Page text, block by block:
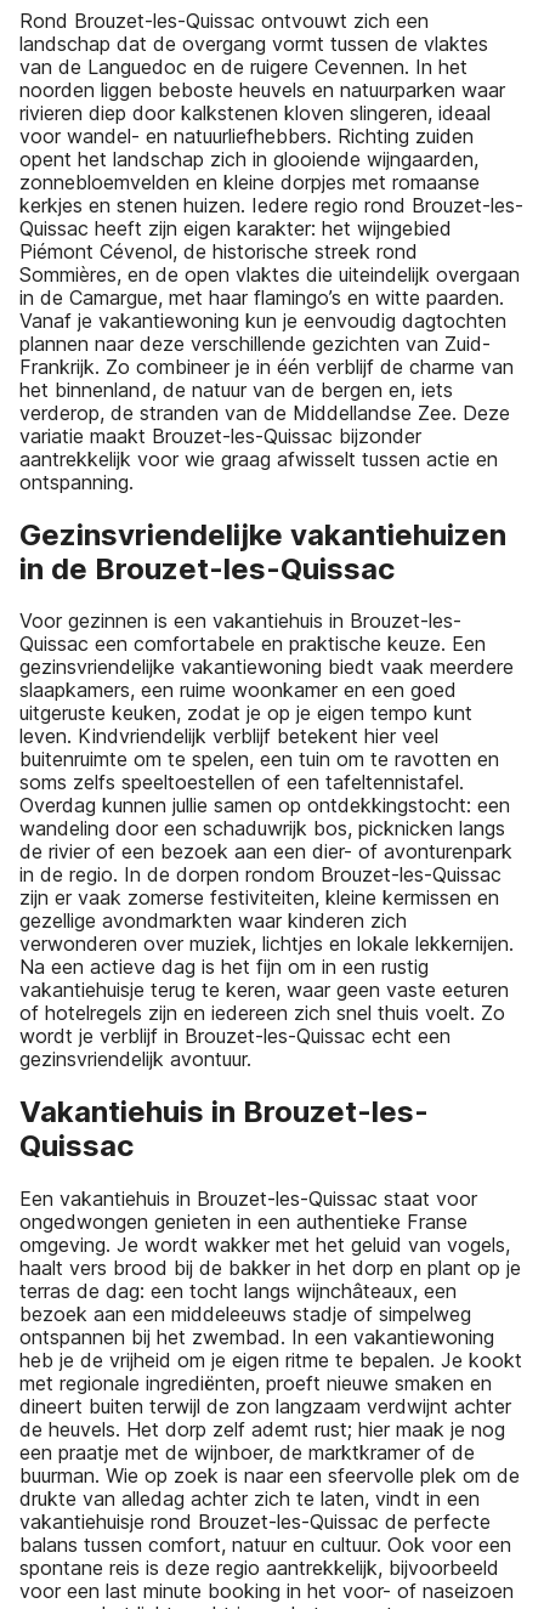
Rond Brouzet-les-Quissac ontvouwt zich een
landschap dat de overgang vormt tussen de vlaktes
van de Languedoc en de ruigere Cevennen. In het
noorden liggen beboste heuvels en natuurparken waar
rivieren diep door kalkstenen kloven slingeren, ideaal
voor wandel- en natuurliefhebbers. Richting zuiden
opent het landschap zich in glooiende wijngaarden,
zonnebloemvelden en kleine dorpjes met romaanse
kerkjes en stenen huizen. Iedere regio rond Brouzet-les-
Quissac heeft zijn eigen karakter: het wijngebied
Piémont Cévenol, de historische streek rond
Sommières, en de open vlaktes die uiteindelijk overgaan
in de Camargue, met haar flamingo’s en witte paarden.
Vanaf je vakantiewoning kun je eenvoudig dagtochten
plannen naar deze verschillende gezichten van Zuid-
Frankrijk. Zo combineer je in één verblijf de charme van
het binnenland, de natuur van de bergen en, iets
verderop, de stranden van de Middellandse Zee. Deze
variatie maakt Brouzet-les-Quissac bijzonder
aantrekkelijk voor wie graag afwisselt tussen actie en
ontspanning.
Gezinsvriendelijke vakantiehuizen
in de Brouzet-les-Quissac
Voor gezinnen is een vakantiehuis in Brouzet-les-
Quissac een comfortabele en praktische keuze. Een
gezinsvriendelijke vakantiewoning biedt vaak meerdere
slaapkamers, een ruime woonkamer en een goed
uitgeruste keuken, zodat je op je eigen tempo kunt
leven. Kindvriendelijk verblijf betekent hier veel
buitenruimte om te spelen, een tuin om te ravotten en
soms zelfs speeltoestellen of een tafeltennistafel.
Overdag kunnen jullie samen op ontdekkingstocht: een
wandeling door een schaduwrijk bos, picknicken langs
de rivier of een bezoek aan een dier- of avonturenpark
in de regio. In de dorpen rondom Brouzet-les-Quissac
zijn er vaak zomerse festiviteiten, kleine kermissen en
gezellige avondmarkten waar kinderen zich
verwonderen over muziek, lichtjes en lokale lekkernijen.
Na een actieve dag is het fijn om in een rustig
vakantiehuisje terug te keren, waar geen vaste eeturen
of hotelregels zijn en iedereen zich snel thuis voelt. Zo
wordt je verblijf in Brouzet-les-Quissac echt een
gezinsvriendelijk avontuur.
Vakantiehuis in Brouzet-les-
Quissac
Een vakantiehuis in Brouzet-les-Quissac staat voor
ongedwongen genieten in een authentieke Franse
omgeving. Je wordt wakker met het geluid van vogels,
haalt vers brood bij de bakker in het dorp en plant op je
terras de dag: een tocht langs wijnchâteaux, een
bezoek aan een middeleeuws stadje of simpelweg
ontspannen bij het zwembad. In een vakantiewoning
heb je de vrijheid om je eigen ritme te bepalen. Je kookt
met regionale ingrediënten, proeft nieuwe smaken en
dineert buiten terwijl de zon langzaam verdwijnt achter
de heuvels. Het dorp zelf ademt rust; hier maak je nog
een praatje met de wijnboer, de marktkramer of de
buurman. Wie op zoek is naar een sfeervolle plek om de
drukte van alledag achter zich te laten, vindt in een
vakantiehuisje rond Brouzet-les-Quissac de perfecte
balans tussen comfort, natuur en cultuur. Ook voor een
spontane reis is deze regio aantrekkelijk, bijvoorbeeld
voor een last minute booking in het voor- of naseizoen